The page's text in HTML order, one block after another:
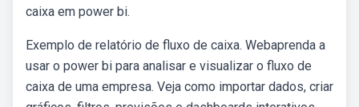
caixa em power bi.
Exemplo de relatório de fluxo de caixa. Webaprenda a
usar o power bi para analisar e visualizar o fluxo de
caixa de uma empresa. Veja como importar dados, criar